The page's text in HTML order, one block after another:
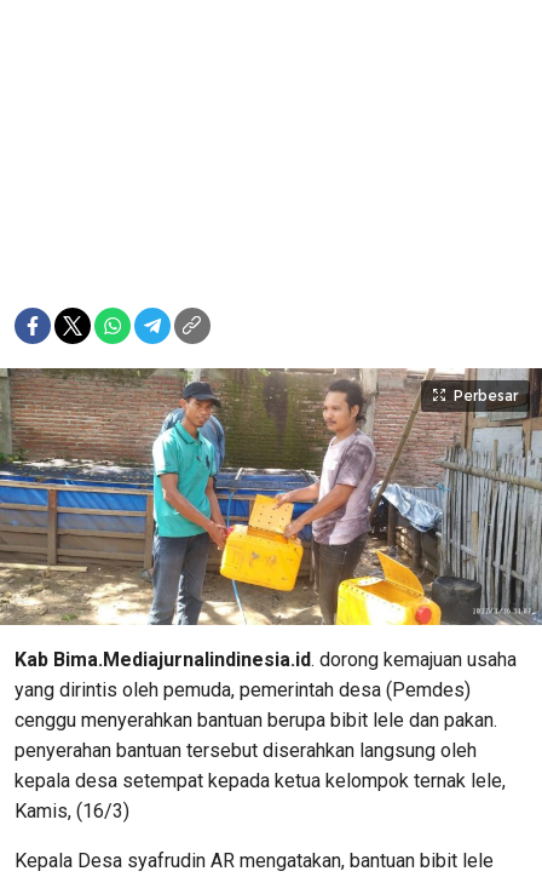
Perbesar
Kab Bima.Mediajurnalindinesia.id. dorong kemajuan usaha
yang dirintis oleh pemuda, pemerintah desa (Pemdes)
cenggu menyerahkan bantuan berupa bibit lele dan pakan.
penyerahan bantuan tersebut diserahkan langsung oleh
kepala desa setempat kepada ketua kelompok ternak lele,
Kamis, (16/3)
Kepala Desa syafrudin AR mengatakan, bantuan bibit lele